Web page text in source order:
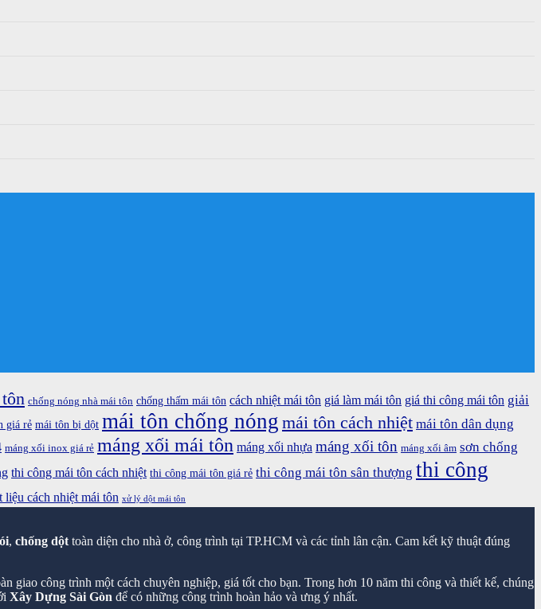
chống nóng nhà mái tôn chống thấm mái tôn cách nhiệt mái tôn giá làm mái tôn giá thi công mái tôn giải
giá rẻ mái tôn bị dột mái tôn chống nóng mái tôn cách nhiệt mái tôn dân dụng
máng xối inox giá rẻ máng xối mái tôn máng xối nhựa máng xối tôn máng xối âm sơn chống
thi công mái tôn cách nhiệt thi công mái tôn giá rẻ thi công mái tôn sân thượng thi công
liệu cách nhiệt mái tôn xử lý dột mái tôn
, chống dột toàn diện cho nhà ở, công trình tại TP.HCM và các tỉnh lân cận. Cam kết kỹ thuật đúng
giao công trình một cách chuyên nghiệp, giá tốt cho bạn. Trong hơn 10 năm thi công và thiết kế, chúng
Xây Dựng Sài Gòn để có những công trình hoàn hảo và ưng ý nhất.